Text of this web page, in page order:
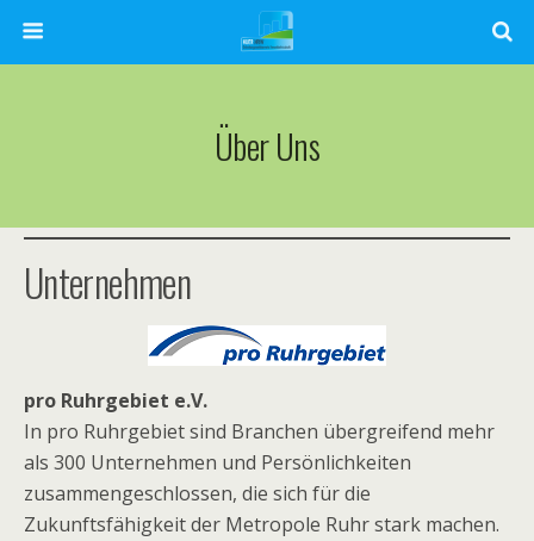
Über Uns
Unternehmen
pro Ruhrgebiet e.V.
In pro Ruhrgebiet sind Branchen übergreifend mehr
als 300 Unternehmen und Persönlichkeiten
zusammengeschlossen, die sich für die
Zukunftsfähigkeit der Metropole Ruhr stark machen.